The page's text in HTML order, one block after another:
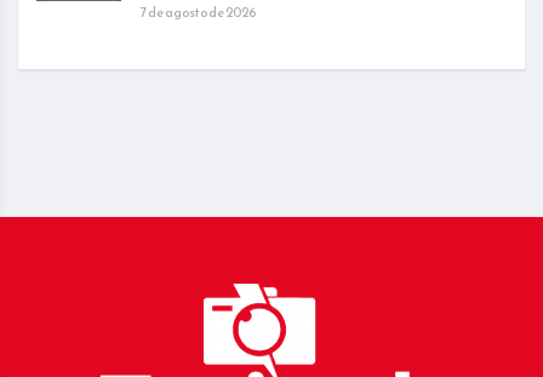
7 de agosto de 2026